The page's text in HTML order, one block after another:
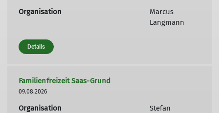
Organisation
Marcus
Langmann
Details
Familienfreizeit Saas-Grund
09.08.2026
Organisation
Stefan